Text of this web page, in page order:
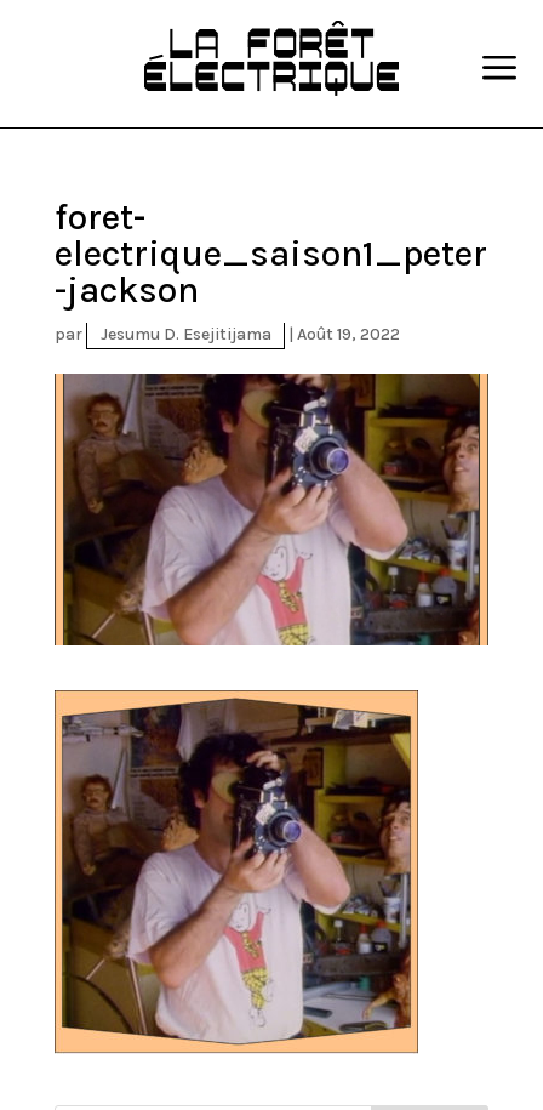
foret-
electrique_saison1_peter
-jackson
par Jesumu D. Esejitijama |Août 19, 2022
a